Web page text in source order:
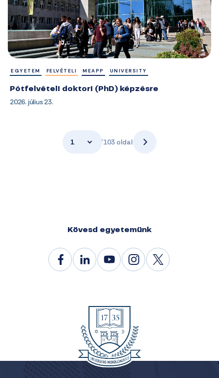
EGYETEM FELVÉTELI MEAPP UNIVERSITY
Pótfelvételi doktori (PhD) képzésre
2026. július 23.
1 /103 oldal
Kövesd egyetemünk